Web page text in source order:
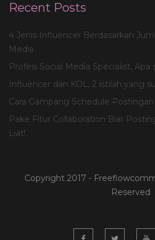
Recent Posts
4 Jenis Influencer Berdasarkan
Media
Profesi Social Media Specialist, Apa
Influencer dan KOL, 2 istilah yang
Cara Gampang Schedule
Pake Fitur Collaboration Biar
Liat!
Copyright 2017 -
Reserved